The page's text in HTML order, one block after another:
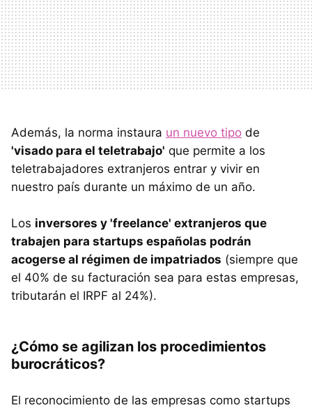
Además, la norma instaura un nuevo tipo de
'visado para el teletrabajo' que permite a los
teletrabajadores extranjeros entrar y vivir en
nuestro país durante un máximo de un año.
Los inversores y 'freelance' extranjeros que
trabajen para startups españolas podrán
acogerse al régimen de impatriados (siempre que
el 40% de su facturación sea para estas empresas,
tributarán el IRPF al 24%).
¿Cómo se agilizan los procedimientos
burocráticos?
El reconocimiento de las empresas como startups